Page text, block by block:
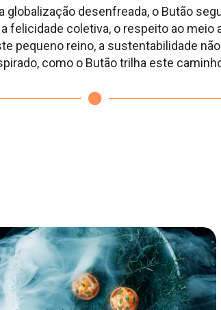
globalização desenfreada, o Butão
felicidade coletiva, o respeito ao meio
pequeno reino, a sustentabilidade
como o Butão trilha este